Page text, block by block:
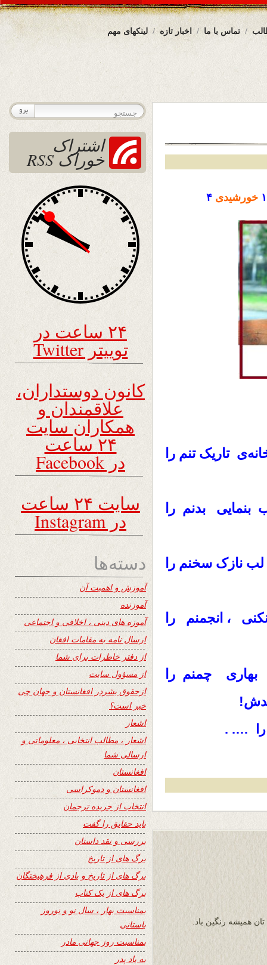
لینکهای مهم اخبار تازه تماس با ما
خورشیدی ۴
تاریک تنم را
بدنم را
لب نازک سخنم را
، انجمنم را
چمنم را
…. .
همیشه رنگین باد.
اشتراک
خوراک RSS
۲۴ ساعت در
توییتر Twitter
کانون دوستداران،
علاقمندان و
همکاران سایت
۲۴ ساعت
در Facebook
سایت ۲۴ ساعت
در Instagram
دسته‌ها
آموزش و اهمیت آن
آموزنده
آموزه های دینی ، اخلاقی و اجتماعی
ارسال نامه به مقامات افغان
از دفتر خاطرات برای شما
از مسؤول سایت
ازحقوق بشردر افغانستان و جهان چی
خبر است؟
اشعار
اشعار ، مطالب انتخابی ، معلوماتی و
ارسالی شما
افغانستان
افغانستان و دموکراسی
انتخاب از جریده ترجمان
باید حقایق را گفت
بررسی و نقد داستان
برگ های از تاریخ
برگ های از تاریخ و یادی از فرهیختگان
برگ های از یک کتاب
بمناسبت بهار ، سال نو و نوروز
باستانی
بمناسبت روز جهانی مادر
به یاد پدر